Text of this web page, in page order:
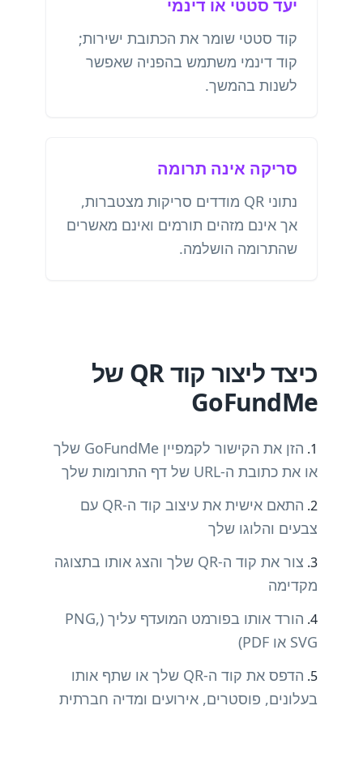
יעד סטטי או דינמי
קוד סטטי שומר את הכתובת ישירות;
קוד דינמי משתמש בהפניה שאפשר
לשנות בהמשך.
סריקה אינה תרומה
נתוני QR מודדים סריקות מצטברות,
אך אינם מזהים תורמים ואינם מאשרים
שהתרומה הושלמה.
כיצד ליצור קוד QR של
GoFundMe
הזן את הקישור לקמפיין GoFundMe שלך
או את כתובת ה-URL של דף התרומות שלך
התאם אישית את עיצוב קוד ה-QR עם
צבעים והלוגו שלך
צור את קוד ה-QR שלך והצג אותו בתצוגה
מקדימה
הורד אותו בפורמט המועדף עליך (PNG,
SVG או PDF)
הדפס את קוד ה-QR שלך או שתף אותו
בעלונים, פוסטרים, אירועים ומדיה חברתית